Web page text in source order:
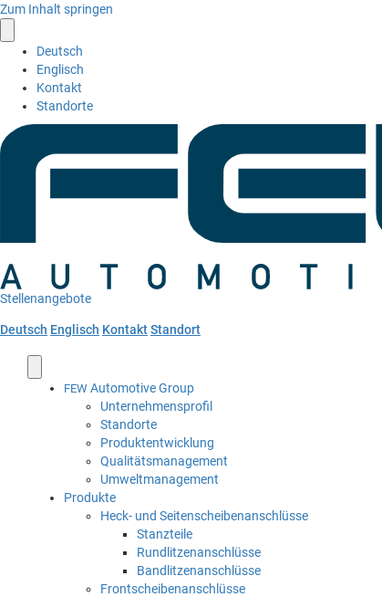
Zum Inhalt springen
Deutsch
Englisch
Kontakt
Standorte
Stellenangebote
Deutsch Englisch KontaktStandort
FEW Automotive Group
Unternehmensprofil
Standorte
Produktentwicklung
Qualitätsmanagement
Umweltmanagement
Produkte
Heck- und Seitenscheibenanschlüsse
Stanzteile
Rundlitzenanschlüsse
Bandlitzenanschlüsse
Frontscheibenanschlüsse